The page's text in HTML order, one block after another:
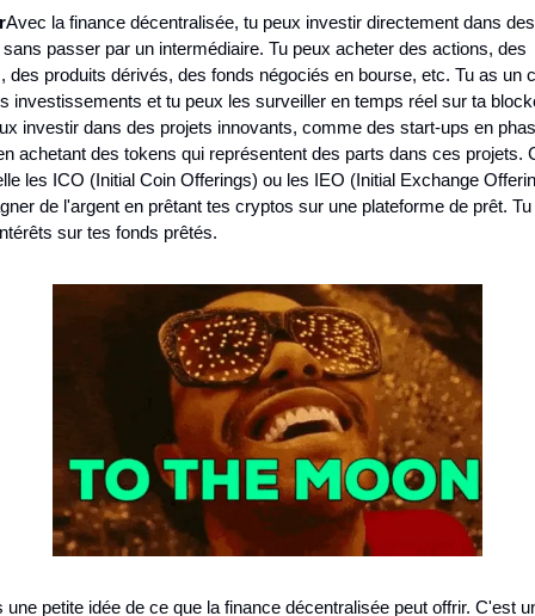
Avec la finance décentralisée, tu peux investir directement dans
passer par un intermédiaire. Tu peux acheter des actions, des
des produits dérivés, des fonds négociés en bourse, etc. Tu as un
investissements et tu peux les surveiller en temps réel sur ta
investir dans des projets innovants, comme des start-ups en
achetant des tokens qui représentent des parts dans ces projets.
les ICO (Initial Coin Offerings) ou les IEO (Initial Exchange
de l'argent en prêtant tes cryptos sur une plateforme de prêt.
sur tes fonds prêtés.
une petite idée de ce que la finance décentralisée peut offrir. C'est